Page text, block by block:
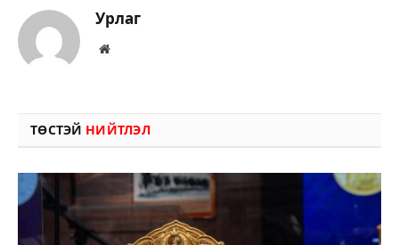
Урлаг
Вэбсайт
ТӨСТЭЙ НИЙТЛЭЛ